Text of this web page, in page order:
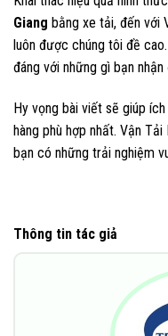
Giang bằng xe tải, đến với
luôn được chúng tôi đề
đáng với những gì bạn
Hy vọng bài viết sẽ giúp
hàng phù hợp nhất. Vận
bạn có những trải nghiệm
Thông tin tác giả